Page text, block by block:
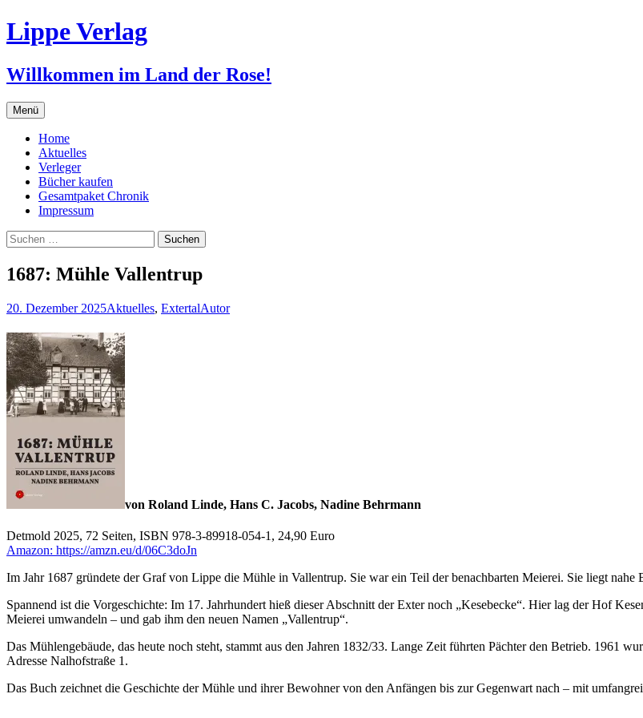
Zum
Inhalt
Lippe Verlag
Willkommen im Land der Rose!
Menü
Home
Aktuelles
Verleger
Bücher kaufen
Gesamtpaket Chronik
Impressum
Suchen
nach:
1687: Mühle Vallentrup
20. Dezember 2025Aktuelles, ExtertalAutor
von Roland Linde, Hans C. Jacobs, Nadine Behrmann
Detmold 2025, 72 Seiten, ISBN 978-3-89918-054-1, 24,90 Euro
Amazon: https://amzn.eu/d/06C3doJn
Im Jahr 1687 gründete der Graf von Lippe die Mühle in Vallentrup. Sie war ein Teil der benachbarten Meierei. Sie liegt
Spannend ist die Vorgeschichte: Im 17. Jahrhundert hieß dieser Abschnitt der Exter noch „Kesebecke“. Hier lag der Hof
Meierei umwandeln – und gab ihm den neuen Namen „Vallentrup“.
Das Mühlengebäude, das heute noch steht, stammt aus den Jahren 1832/33. Lange Zeit führten Pächter den Betrieb. 1961
Adresse Nalhofstraße 1.
Das Buch zeichnet die Geschichte der Mühle und ihrer Bewohner von den Anfängen bis zur Gegenwart nach – mit